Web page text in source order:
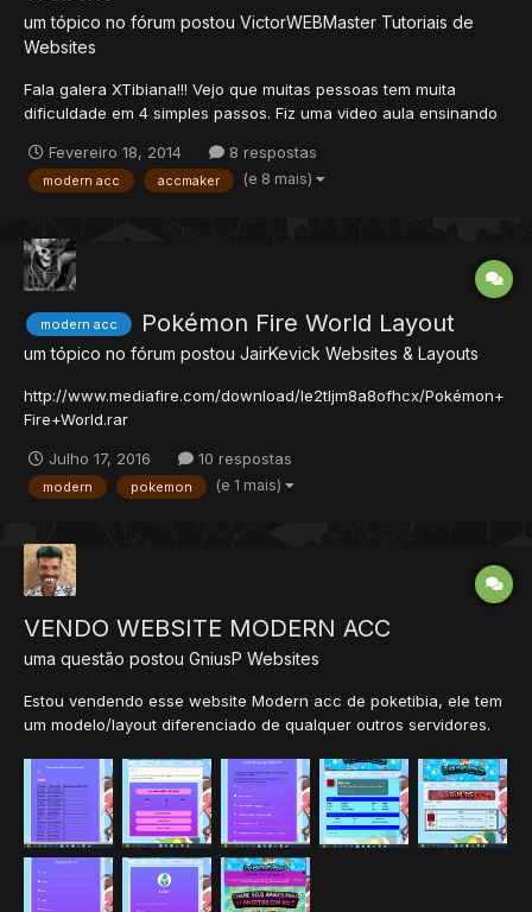
um tópico no fórum postou VictorWEBMaster Tutoriais de
Websites
Fala galera XTibiana!!! Vejo que muitas pessoas tem muita
dificuldade em 4 simples passos. Fiz uma video aula ensinando
duvidas poste neste topico ou abra um na sessao de dúvidas.
Fevereiro 18, 2014 8 respostas
modern acc accmaker (e 8 mais)
modern acc Pokémon Fire World Layout
um tópico no fórum postou JairKevick Websites & Layouts
http://www.mediafire.com/download/le2tljm8a8ofhcx/Pokémon+
Fire+World.rar
Julho 17, 2016 10 respostas
modern pokemon (e 1 mais)
VENDO WEBSITE MODERN ACC
uma questão postou GniusP Websites
Estou vendendo esse website Modern acc de poketibia, ele tem
um modelo/layout diferenciado de qualquer outros servidores.
feedback e esse comentário é aparecido na home do site, e só
pode dar 1 feedback por conta! Dou todo o suporte par...